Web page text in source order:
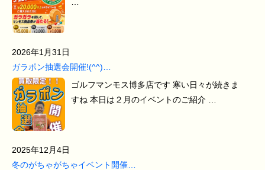
2026年1月31日
ガラポン抽選会開催!(^^)…
ゴルフマンモス博多店です 寒い日々が続きま
すね 本日は２月のイベントのご紹介 …
2025年12月4日
冬のがちゃがちゃイベント開催…